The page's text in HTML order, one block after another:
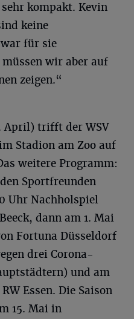
kompakt. Kevin
keine
für sie
wir aber auf
zeigen.“
April) trifft der WSV
Stadion am Zoo auf
weitere Programm:
Sportfreunden
Uhr Nachholspiel
dann am 1. Mai
Fortuna Düsseldorf
drei Corona-
und am
Essen. Die Saison
15. Mai in